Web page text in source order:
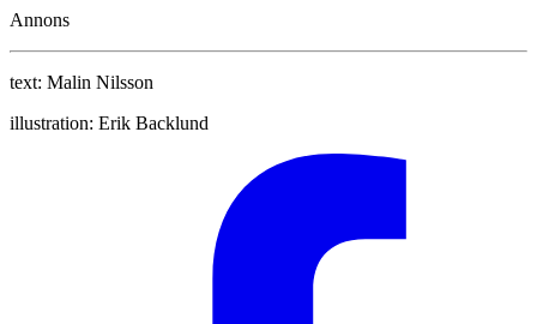
Annons
text: Malin Nilsson
illustration: Erik Backlund